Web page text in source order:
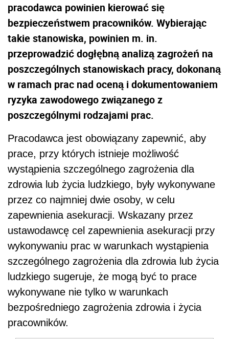
pracodawca powinien kierować się
bezpieczeństwem pracowników. Wybierając
takie stanowiska, powinien m. in.
przeprowadzić dogłębną analizą zagrożeń na
poszczególnych stanowiskach pracy, dokonaną
w ramach prac nad oceną i dokumentowaniem
ryzyka zawodowego związanego z
poszczególnymi rodzajami prac.
Pracodawca jest obowiązany zapewnić, aby
prace, przy których istnieje możliwość
wystąpienia szczególnego zagrożenia dla
zdrowia lub życia ludzkiego, były wykonywane
przez co najmniej dwie osoby, w celu
zapewnienia asekuracji. Wskazany przez
ustawodawcę cel zapewnienia asekuracji przy
wykonywaniu prac w warunkach wystąpienia
szczególnego zagrożenia dla zdrowia lub życia
ludzkiego sugeruje, że mogą być to prace
wykonywane nie tylko w warunkach
bezpośredniego zagrożenia zdrowia i życia
pracowników.